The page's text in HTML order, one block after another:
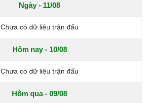
Ngày - 11/08
Chưa có dữ liệu trận đấu
Hôm nay - 10/08
Chưa có dữ liệu trận đấu
Hôm qua - 09/08